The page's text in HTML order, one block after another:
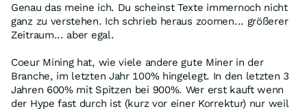
Genau das meine ich. Du scheinst Texte immernoch nicht
ganz zu verstehen. Ich schrieb heraus zoomen... größerer
Zeitraum... aber egal.
Coeur Mining hat, wie viele andere gute Miner in der
Branche, im letzten Jahr 100% hingelegt. In den letzten 3
Jahren 600% mit Spitzen bei 900%. Wer erst kauft wenn
der Hype fast durch ist (kurz vor einer Korrektur) nur weil